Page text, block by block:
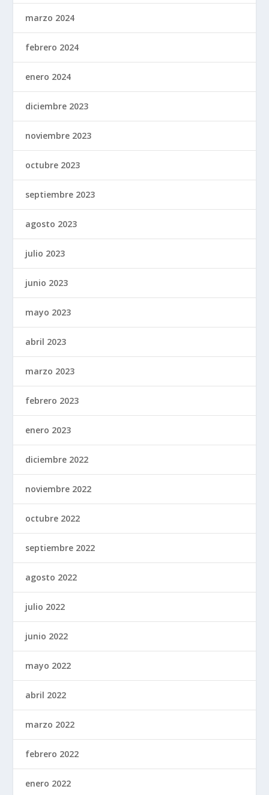
marzo 2024
febrero 2024
enero 2024
diciembre 2023
noviembre 2023
octubre 2023
septiembre 2023
agosto 2023
julio 2023
junio 2023
mayo 2023
abril 2023
marzo 2023
febrero 2023
enero 2023
diciembre 2022
noviembre 2022
octubre 2022
septiembre 2022
agosto 2022
julio 2022
junio 2022
mayo 2022
abril 2022
marzo 2022
febrero 2022
enero 2022